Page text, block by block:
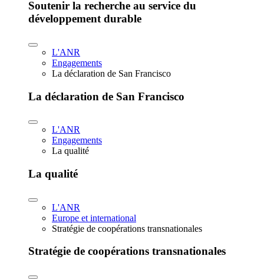
Soutenir la recherche au service du
développement durable
L'ANR
Engagements
La déclaration de San Francisco
La déclaration de San Francisco
L'ANR
Engagements
La qualité
La qualité
L'ANR
Europe et international
Stratégie de coopérations transnationales
Stratégie de coopérations transnationales